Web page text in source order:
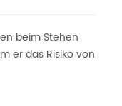
beim Stehen
er das Risiko von